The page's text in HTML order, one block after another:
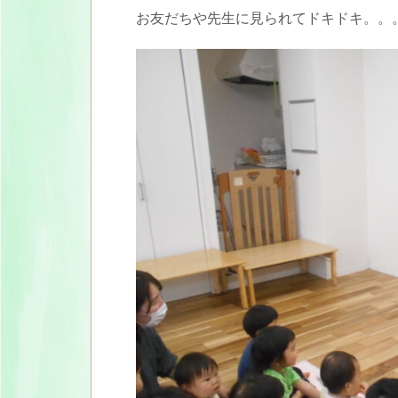
お友だちや先生に見られてドキドキ。。